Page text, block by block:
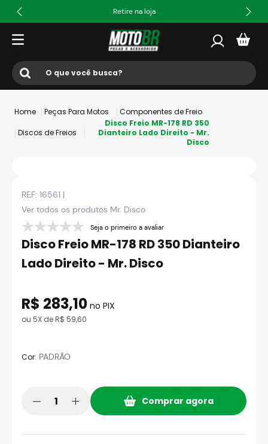
Retire na loja
O que você busca?
5º capacete ls2
6 º jaqueta
7º bau
8º axxis fenix
10º race tech
Peças Para Motos Componentes de Freio
Discos de Freios
Disco Freio MR-178 RD 350
Dianteiro Lado Direito - Mr.
Disco
REF: 16561 |
Ver todos os produtos Mr. Disco
Seja o primeiro a avaliar
Disco Freio MR-178 RD 350 Dianteiro
Lado Direito - Mr. Disco
R$ 283,10 no PIX
ou 5X deR$ 59,60
Cor: PADRÃO
Comprar agora